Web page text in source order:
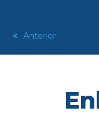
previous
Anterior